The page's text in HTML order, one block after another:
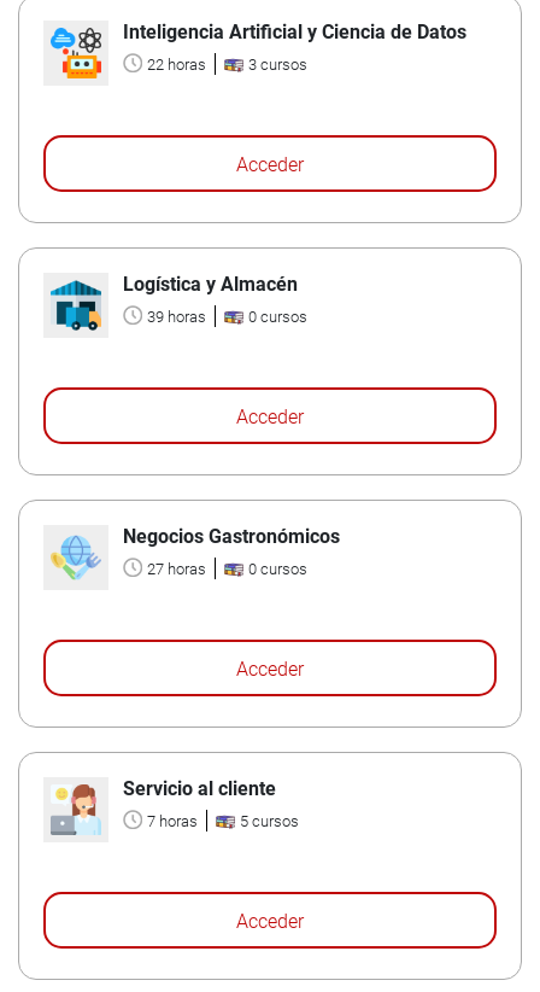
Inteligencia Artificial y Ciencia de Datos
22 horas 3 cursos
Acceder
Logística y Almacén
39 horas 0 cursos
Acceder
Negocios Gastronómicos
27 horas 0 cursos
Acceder
Servicio al cliente
7 horas 5 cursos
Acceder